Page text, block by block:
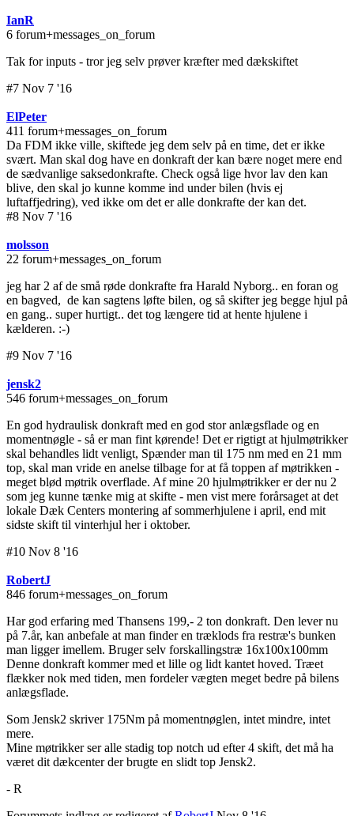
IanR
6 forum+messages_on_forum
Tak for inputs - tror jeg selv prøver kræfter med dækskiftet
#7 Nov 7 '16
ElPeter
411 forum+messages_on_forum
Da FDM ikke ville, skiftede jeg dem selv på en time, det er ikke
svært. Man skal dog have en donkraft der kan bære noget mere end
de sædvanlige saksedonkrafte. Check også lige hvor lav den kan
blive, den skal jo kunne komme ind under bilen (hvis ej
luftaffjedring), ved ikke om det er alle donkrafte der kan det.
#8 Nov 7 '16
molsson
22 forum+messages_on_forum
jeg har 2 af de små røde donkrafte fra Harald Nyborg.. en foran og
en bagved, de kan sagtens løfte bilen, og så skifter jeg begge hjul på
en gang.. super hurtigt.. det tog længere tid at hente hjulene i
kælderen. :-)
#9 Nov 7 '16
jensk2
546 forum+messages_on_forum
En god hydraulisk donkraft med en god stor anlægsflade og en
momentnøgle - så er man fint kørende! Det er rigtigt at hjulmøtrikker
skal behandles lidt venligt, Spænder man til 175 nm med en 21 mm
top, skal man vride en anelse tilbage for at få toppen af møtrikken -
meget blød møtrik overflade. Af mine 20 hjulmøtrikker er der nu 2
som jeg kunne tænke mig at skifte - men vist mere forårsaget at det
lokale Dæk Centers montering af sommerhjulene i april, end mit
sidste skift til vinterhjul her i oktober.
#10 Nov 8 '16
RobertJ
846 forum+messages_on_forum
Har god erfaring med Thansens 199,- 2 ton donkraft. Den lever nu
på 7.år, kan anbefale at man finder en træklods fra restræ's bunken
man ligger imellem. Bruger selv forskallingstræ 16x100x100mm
Denne donkraft kommer med et lille og lidt kantet hoved. Træet
flækker nok med tiden, men fordeler vægten meget bedre på bilens
anlægsflade.
Som Jensk2 skriver 175Nm på momentnøglen, intet mindre, intet
mere.
Mine møtrikker ser alle stadig top notch ud efter 4 skift, det må ha
været dit dækcenter der brugte en slidt top Jensk2.
- R